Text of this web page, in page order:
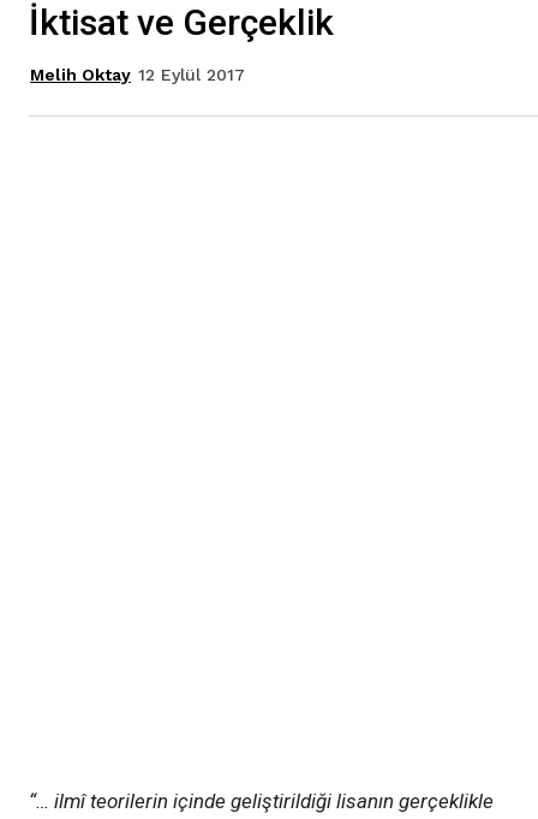
İktisat ve Gerçeklik
Melih Oktay 12 Eylül 2017
“… ilmî teorilerin içinde geliştirildiği lisanın gerçeklikle